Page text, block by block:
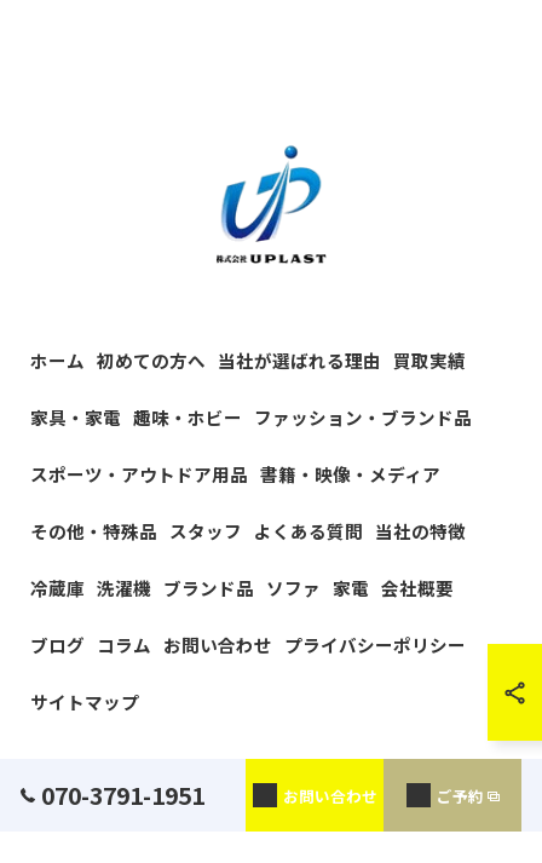
070-3791-1951 お問い合わせ ご予約
ホーム 初めての方へ 当社が選ばれる理由 買取実績
家具・家電 趣味・ホビー ファッション・ブランド品
スポーツ・アウトドア用品 書籍・映像・メディア
その他・特殊品 スタッフ よくある質問 当社の特徴
冷蔵庫 洗濯機 ブランド品 ソファ 家電 会社概要
ブログ コラム お問い合わせ プライバシーポリシー
サイトマップ
© 2026 神奈川県横浜の出張買取なら出張買取アップラスト ALL RIGHTS
RESERVED.